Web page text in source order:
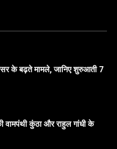
के बढ़ते मामले, जानिए शुरुआती 7
वामपंथी कुंठा और राहुल गांधी के